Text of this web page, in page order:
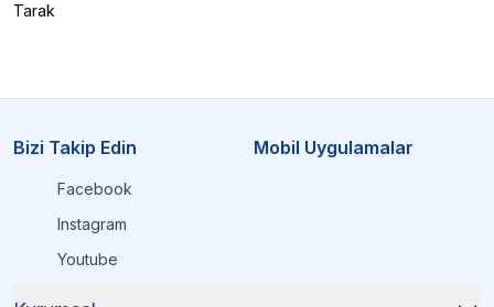
Tarak
Bizi Takip Edin
Facebook
Instagram
Youtube
Mobil Uygulamalar